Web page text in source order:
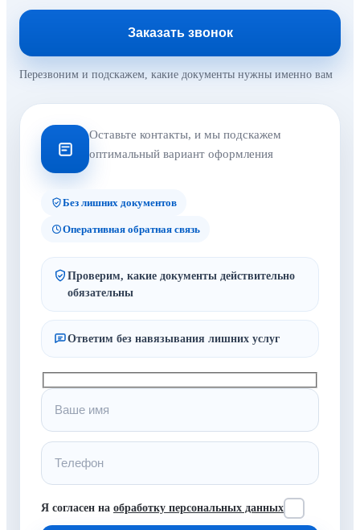
Заказать звонок
Перезвоним и подскажем, какие документы нужны именно вам
Оставьте контакты, и мы подскажем
оптимальный вариант оформления
Без лишних документов
Оперативная обратная связь
Проверим, какие документы действительно
обязательны
Ответим без навязывания лишних услуг
Я согласен на обработку персональных данных